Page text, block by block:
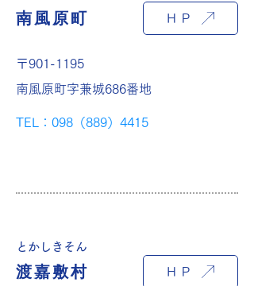
南風原町 ＨＰ
〒901-1195
南風原町字兼城686番地
TEL：098（889）4415
とかしきそん
渡嘉敷村 ＨＰ